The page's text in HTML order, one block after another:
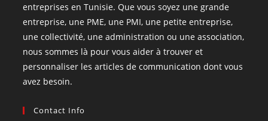
entreprises en Tunisie. Que vous soyez une grande
entreprise, une PME, une PMI, une petite entreprise,
une collectivité, une administration ou une association,
nous sommes là pour vous aider à trouver et
personnaliser les articles de communication dont vous
avez besoin.
Contact Info